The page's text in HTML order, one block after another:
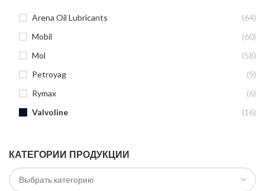
Arena Oil Lubricants
(64)
Mobil
(60)
Mol
(58)
Petroyag
(5)
Rymax
(6)
Valvoline
(16)
КАТЕГОРИИ ПРОДУКЦИИ